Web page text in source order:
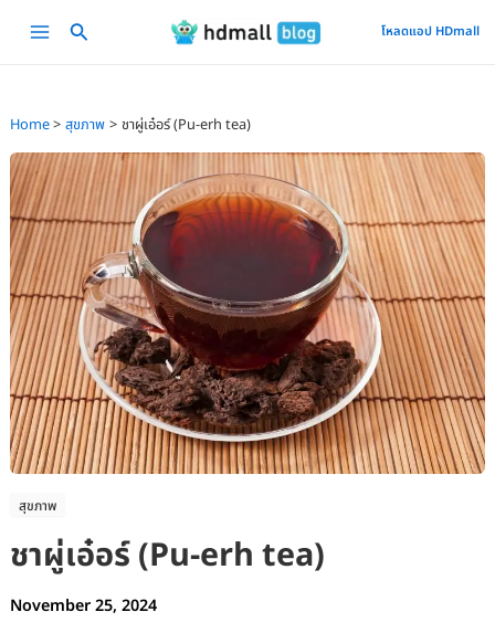
Main
โหลดแอป HDmall
Home สุขภาพ ชาผู่เอ๋อร์ (Pu-erh tea)
สุขภาพ
ชาผู่เอ๋อร์ (Pu-erh tea)
November 25, 2024